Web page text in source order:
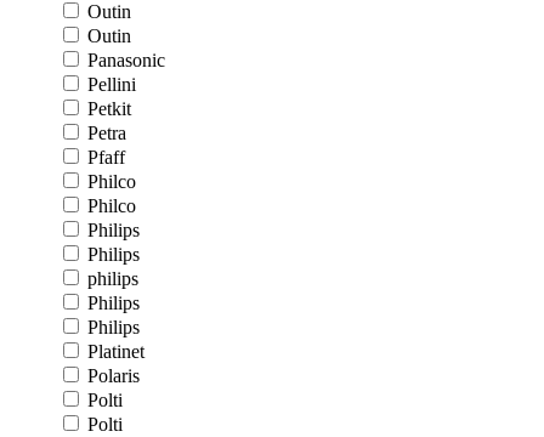
Outin
Outin
Panasonic
Pellini
Petkit
Petra
Pfaff
Philco
Philco
Philips
Philips
philips
Philips
Philips
Platinet
Polaris
Polti
Polti